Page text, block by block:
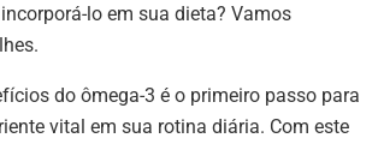
lo em sua dieta? Vamos
do ômega-3 é o primeiro passo para
vital em sua rotina diária. Com este